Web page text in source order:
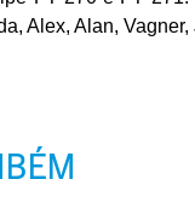
Alex, Alan,